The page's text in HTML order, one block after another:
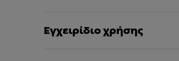
Εγχειρίδιο χρήσης